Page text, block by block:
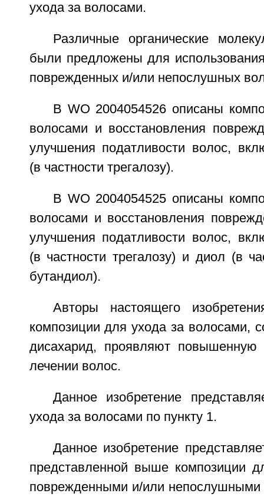
ухода за волосами.
Различные органические
были предложены для
поврежденных и/или непослушных
В WO 2004054526 описаны
волосами и восстановления
улучшения податливости волос,
(в частности трегалозу).
В WO 2004054525 описаны
волосами и восстановления
улучшения податливости волос,
(в частности трегалозу) и диол (в
бутандиол).
Авторы настоящего
композиции для ухода за волосами,
дисахарид, проявляют повышенную
лечении волос.
Данное изобретение
ухода за волосами по пункту 1.
Данное изобретение
представленной выше композиции
поврежденными и/или непослушными